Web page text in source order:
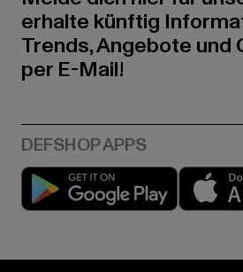
erhalte künftig
Trends, Angebote und
per E-Mail!
Play